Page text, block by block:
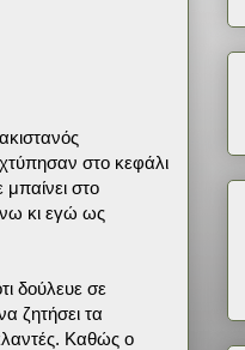
στο κεφάλι
στο
κι εγώ ως
δούλευε σε
ζητήσει τα
Καθώς ο